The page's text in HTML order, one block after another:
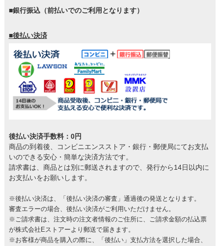
■銀行振込（前払いでのご利用となります）
■後払い決済
後払い決済手数料：0円
商品の到着後、コンビニエンスストア・銀行・郵便局にてお支払
いのできる安心・簡単な決済方法です。
請求書は、商品とは別に郵送されますので、発行から14日以内に
お支払いをお願いします。
※後払い決済は、「後払い決済の審査」通過後の発送となります。
審査エラーの場合、後払い決済がご利用いただけません。
※ご請求書は、注文時の注文者情報のご住所に、ご請求金額の払込票
が株式会社Eストアーより郵送で届きます。
※お客様が商品を購入の際に、「後払い」支払方法を選択した場合、